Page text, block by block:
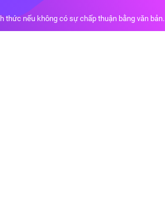
thức nếu không có sự chấp thuận bằng văn bản.